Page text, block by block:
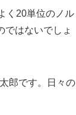
く20単位のノル
ではないでしょ
郎です。日々の